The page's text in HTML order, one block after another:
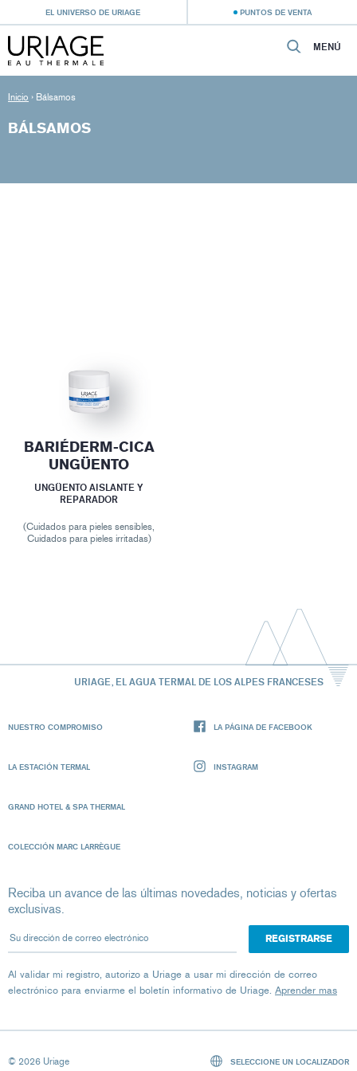
EL UNIVERSO DE URIAGE PUNTOS DE VENTA
MENÚ
Inicio › Bálsamos
BÁLSAMOS
BARIÉDERM-CICA
UNGÜENTO
UNGÜENTO AISLANTE Y
REPARADOR
(Cuidados para pieles sensibles,
Cuidados para pieles irritadas)
URIAGE, EL AGUA TERMAL DE LOS ALPES FRANCESES
NUESTRO COMPROMISO
LA ESTACIÓN TERMAL
GRAND HOTEL & SPA THERMAL
COLECCIÓN MARC LARRÈGUE
LA PÁGINA DE FACEBOOK
INSTAGRAM
Reciba un avance de las últimas novedades, noticias y ofertas
exclusivas.
Su dirección de correo electrónico
Al validar mi registro, autorizo ​​a Uriage a usar mi dirección de correo
electrónico para enviarme el boletín informativo de Uriage. Aprender mas
© 2026 Uriage SELECCIONE UN LOCALIZADOR